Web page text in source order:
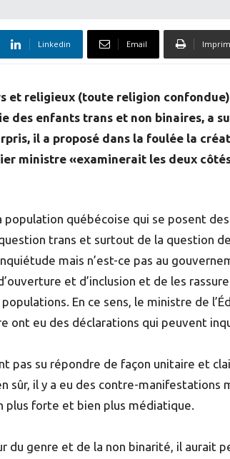
Linkedin Email
et religieux (toute religion
des enfants trans et non binaires, a
il a proposé dans la foulée la
ministre «examinerait les deux
québécoise qui se posent
trans et surtout de la question
mais n’est-ce pas au
et d’inclusion et de les
En ce sens, le ministre de
ont eu des déclarations qui peuvent
pas su répondre de façon unitaire et
il y a eu des contre-manifestations
plus forte et bien plus médiatique.
du genre et de la non binarité, il aurait